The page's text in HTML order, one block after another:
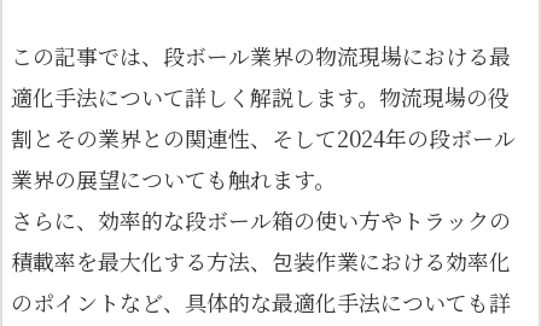
この記事では、段ボール業界の物流現場における最
適化手法について詳しく解説します。物流現場の役
割とその業界との関連性、そして2024年の段ボール
業界の展望についても触れます。
さらに、効率的な段ボール箱の使い方やトラックの
積載率を最大化する方法、包装作業における効率化
のポイントなど、具体的な最適化手法についても詳